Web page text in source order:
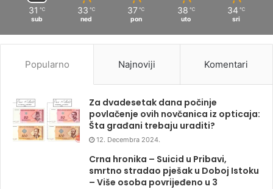
31 ℃
sub
33 ℃
ned
37 ℃
pon
38 ℃
uto
34 ℃
sri
Popularno Najnoviji Komentari
Za dvadesetak dana počinje
povlačenje ovih novčanica iz opticaja:
Šta građani trebaju uraditi?
12. Decembra 2024.
Crna hronika – Suicid u Pribavi,
smrtno stradao pješak u Doboj Istoku
– Više osoba povrijeđeno u 3